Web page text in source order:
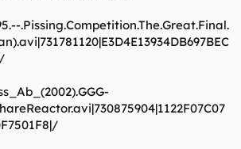
.Pissing.Competition.The.Great.Final.